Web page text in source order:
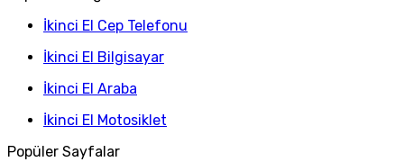
İkinci El Cep Telefonu
İkinci El Bilgisayar
İkinci El Araba
İkinci El Motosiklet
Popüler Sayfalar